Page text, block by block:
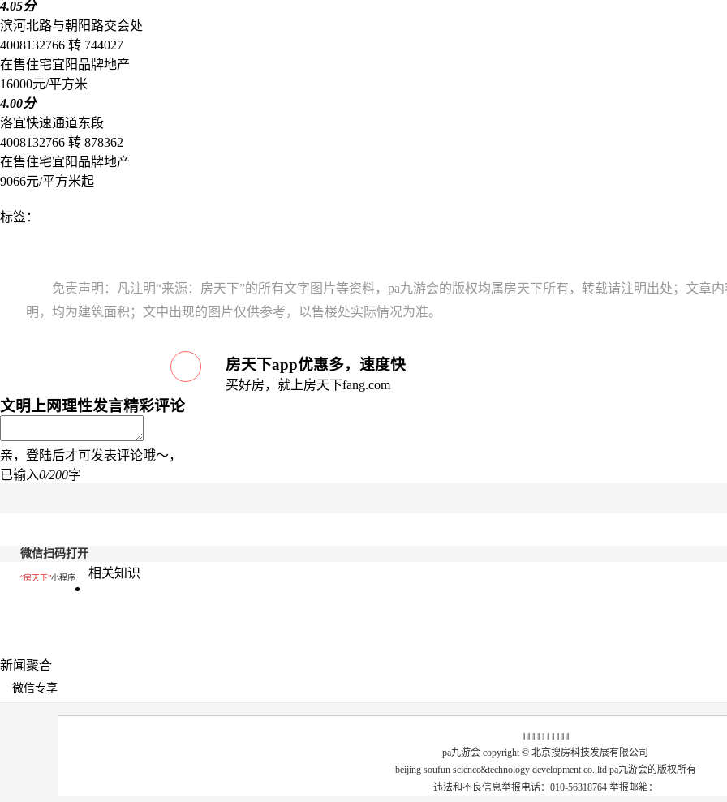
4.05分
滨河北路与朝阳路交会处
4008132766 转 744027
在售住宅宜阳品牌地产
16000元/平方米
4.00分
洛宜快速通道东段
4008132766 转 878362
在售住宅宜阳品牌地产
9066元/平方米起
标签：
免责声明：凡注明“来源：房天下”的所有文字图片等资料，pa九游会的版权均属房天下所有，转载请注明出处；文章
明，均为建筑面积；文中出现的图片仅供参考，以售楼处实际情况为准。
房天下app优惠多，速度快
买好房，就上房天下fang.com
文明上网理性发言精彩评论
亲，登陆后才可发表评论哦～，
已输入0/200字
微信扫码打开
“房天下”小程序 相关知识
新闻聚合
微信专享
‖ ‖ ‖ ‖ ‖‖ ‖ ‖ ‖ ‖
pa九游会 copyright © 北京搜房科技发展有限公司
beijing soufun science&technology development co.,ltd pa九游会的版权所有
违法和不良信息举报电话：010-56318764 举报邮箱：